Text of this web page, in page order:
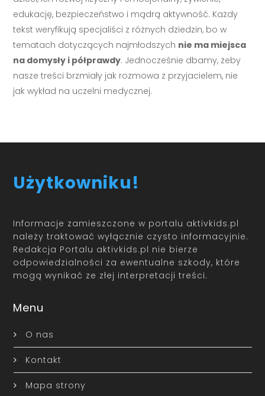
edukację, bezpieczeństwo i mądrą aktywność. Każdy
tekst weryfikują specjaliści z różnych dziedzin, bo w
tematach dotyczących najmłodszych nie ma miejsca
na domysły i półprawdy. Jednocześnie dbamy, żeby
nasze treści brzmiały jak rozmowa z przyjacielem, nie
jak wykład na uczelni medycznej.
Użytkowniku!
Informacje zamieszczone w portalu aktivkids.pl
należy traktować wyłącznie czysto informacyjnie.
Redakcja Portalu aktivkids.pl nie bierze
odpowiedzialności za ewentualne szkody, które
mogą wynikać ze złej interpretacji treści.
Menu
O nas
Kontakt
Mapa strony